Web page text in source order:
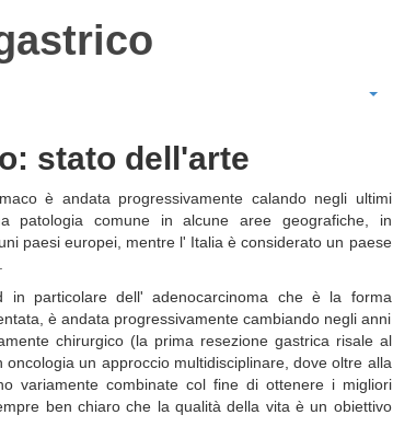
stato dell'arte
è andata progressivamente calando negli ultimi
patologia comune in alcune aree geografiche, in
paesi europei, mentre l' Italia è considerato un paese
in particolare dell' adenocarcinoma che è la forma
è andata progressivamente cambiando negli anni
chirurgico (la prima resezione gastrica risale al
un approccio multidisciplinare, dove oltre alla
variamente combinate col fine di ottenere i migliori
ben chiaro che la qualità della vita è un obiettivo